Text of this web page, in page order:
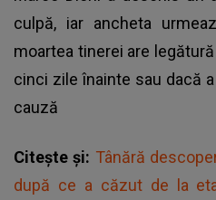
culpă, iar ancheta
moartea tinerei are
cinci zile înainte sau dacă
cauză
Citește și: Tânără
după ce a căzut de la